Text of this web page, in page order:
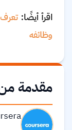
اقرأ أيضًا:
وظائفه
مقدمة